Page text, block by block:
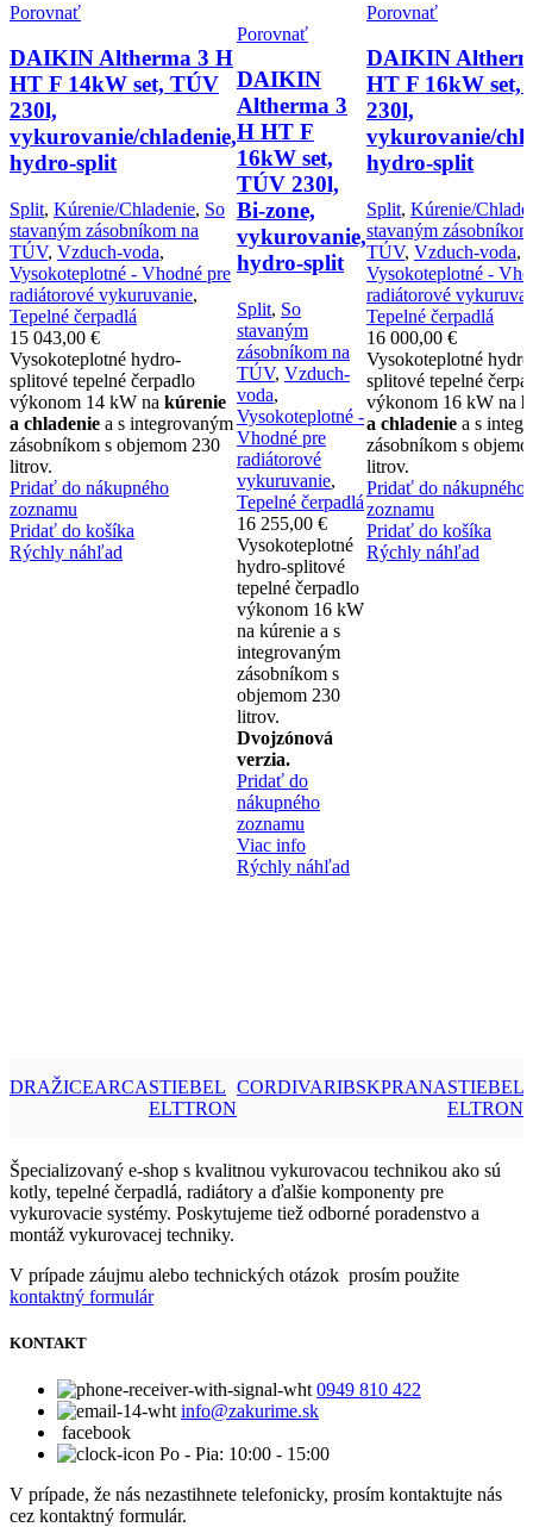
Porovnať
DAIKIN Altherma 3 H
HT F 14kW set, TÚV
230l,
vykurovanie/chladenie,
hydro-split
Split, Kúrenie/Chladenie, So
stavaným zásobníkom na
TÚV, Vzduch-voda,
Vysokoteplotné - Vhodné pre
radiátorové vykuruvanie,
Tepelné čerpadlá
15 043,00 €
Vysokoteplotné hydro-
splitové tepelné čerpadlo
výkonom 14 kW na kúrenie
a chladenie a s integrovaným
zásobníkom s objemom 230
litrov.
Pridať do nákupného
zoznamu
Pridať do košíka
Rýchly náhľad
Porovnať
DAIKIN
Altherma 3
H HT F
16kW set,
TÚV 230l,
Bi-zone,
vykurovanie,
hydro-split
Split, So
stavaným
zásobníkom na
TÚV, Vzduch-
voda,
Vysokoteplotné -
Vhodné pre
radiátorové
vykuruvanie,
Tepelné čerpadlá
16 255,00 €
Vysokoteplotné
hydro-splitové
tepelné čerpadlo
výkonom 16 kW
na kúrenie a s
integrovaným
zásobníkom s
objemom 230
litrov.
Dvojzónová
verzia.
Pridať do
nákupného
zoznamu
Viac info
Rýchly náhľad
Porovnať
DAIKIN
HT F 16kW set,
230l,
vykurovanie/
hydro-split
Split, Kúrenie/
stavaným
TÚV, Vzduch-voda,
Vysokoteplotné -
radiátorové
Tepelné čerpadlá
16 000,00 €
Vysokoteplotné
splitové tepelné
výkonom 16 kW na
a chladenie a s
zásobníkom s
litrov.
Pridať do nákupného
zoznamu
Pridať do košíka
Rýchly náhľad
DRAŽICEARCASTIEBEL
ELTTRON
CORDIVARIBSKPRANASTIEBEL
ELTRON
Špecializovaný e-shop s kvalitnou vykurovacou technikou ako sú
kotly, tepelné čerpadlá, radiátory a ďalšie komponenty pre
vykurovacie systémy. Poskytujeme tiež odborné poradenstvo a
montáž vykurovacej techniky.
V prípade záujmu alebo technických otázok prosím použite
kontaktný formulár
KONTAKT
0949 810 422
info@zakurime.sk
facebook
Po - Pia: 10:00 - 15:00
V prípade, že nás nezastihnete telefonicky, prosím kontaktujte nás
cez kontaktný formulár.